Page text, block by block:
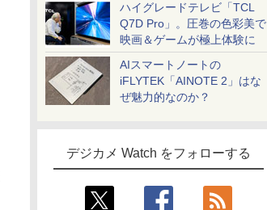
ハイグレードテレビ「TCL
Q7D Pro」。圧巻の色彩美で
映画＆ゲームが極上体験に
AIスマートノートの
iFLYTEK「AINOTE 2」はな
ぜ魅力的なのか？
デジカメ Watch をフォローする